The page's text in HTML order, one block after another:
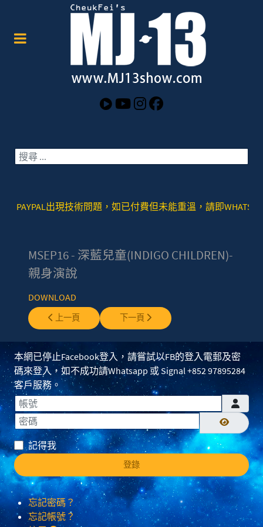
搜索
出現技術問題，如已付費但未能重溫，請即WHATSAPP或
MSEP16 - 深藍兒童(INDIGO CHILDREN)-
親身演說
DOWNLOAD
上一篇文章: MSEP15 - 深藍兒童=新人類兒童？
上一頁 下一篇文章: MSEP17 - 卓飛美國靈異旅
下一頁
本網已停止Facebook登入，請嘗試以FB的登入電郵及密
碼來登入，如不成功請Whatsapp 或 Signal +852 97895284
客戶服務。
帳號
密碼
顯示密碼
記得我
登錄
忘記密碼？
忘記帳號？